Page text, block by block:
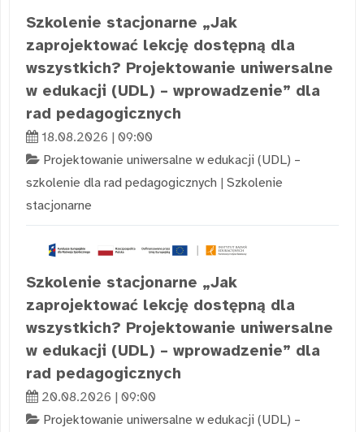
Szkolenie stacjonarne „Jak
zaprojektować lekcję dostępną dla
wszystkich? Projektowanie uniwersalne
w edukacji (UDL) – wprowadzenie” dla
rad pedagogicznych
18.08.2026 | 09:00
Projektowanie uniwersalne w edukacji (UDL) –
szkolenie dla rad pedagogicznych | Szkolenie
stacjonarne
Szkolenie stacjonarne „Jak
zaprojektować lekcję dostępną dla
wszystkich? Projektowanie uniwersalne
w edukacji (UDL) – wprowadzenie” dla
rad pedagogicznych
20.08.2026 | 09:00
Projektowanie uniwersalne w edukacji (UDL) –